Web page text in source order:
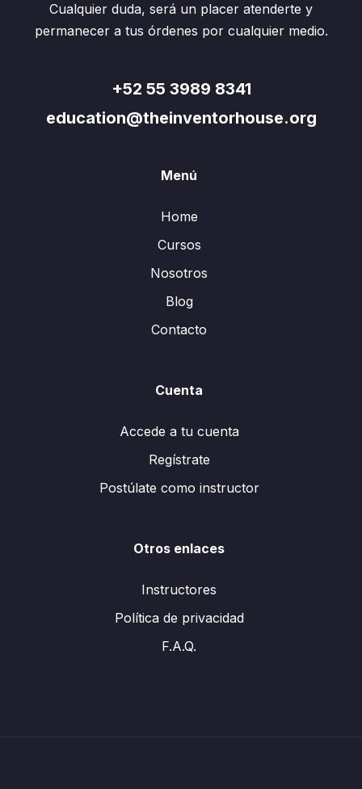
Cualquier duda, será un placer atenderte y
permanecer a tus órdenes por cualquier medio.
+52 55 3989 8341
education@theinventorhouse.org
Menú
Home
Cursos
Nosotros
Blog
Contacto
Cuenta
Accede a tu cuenta
Regístrate
Postúlate como instructor
Otros enlaces
Instructores
Política de privacidad
F.A.Q.